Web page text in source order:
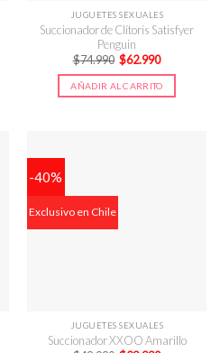
JUGUETES SEXUALES
Succionador de Clítoris Satisfyer
Penguin
$74.990 El
precio
original
era:
$74.990.
$62.990El
actual
es:
$62.990.
AÑADIR AL CARRITO
-40%
Exclusivo en Chile
JUGUETES SEXUALES
Succionador XXOO Amarillo